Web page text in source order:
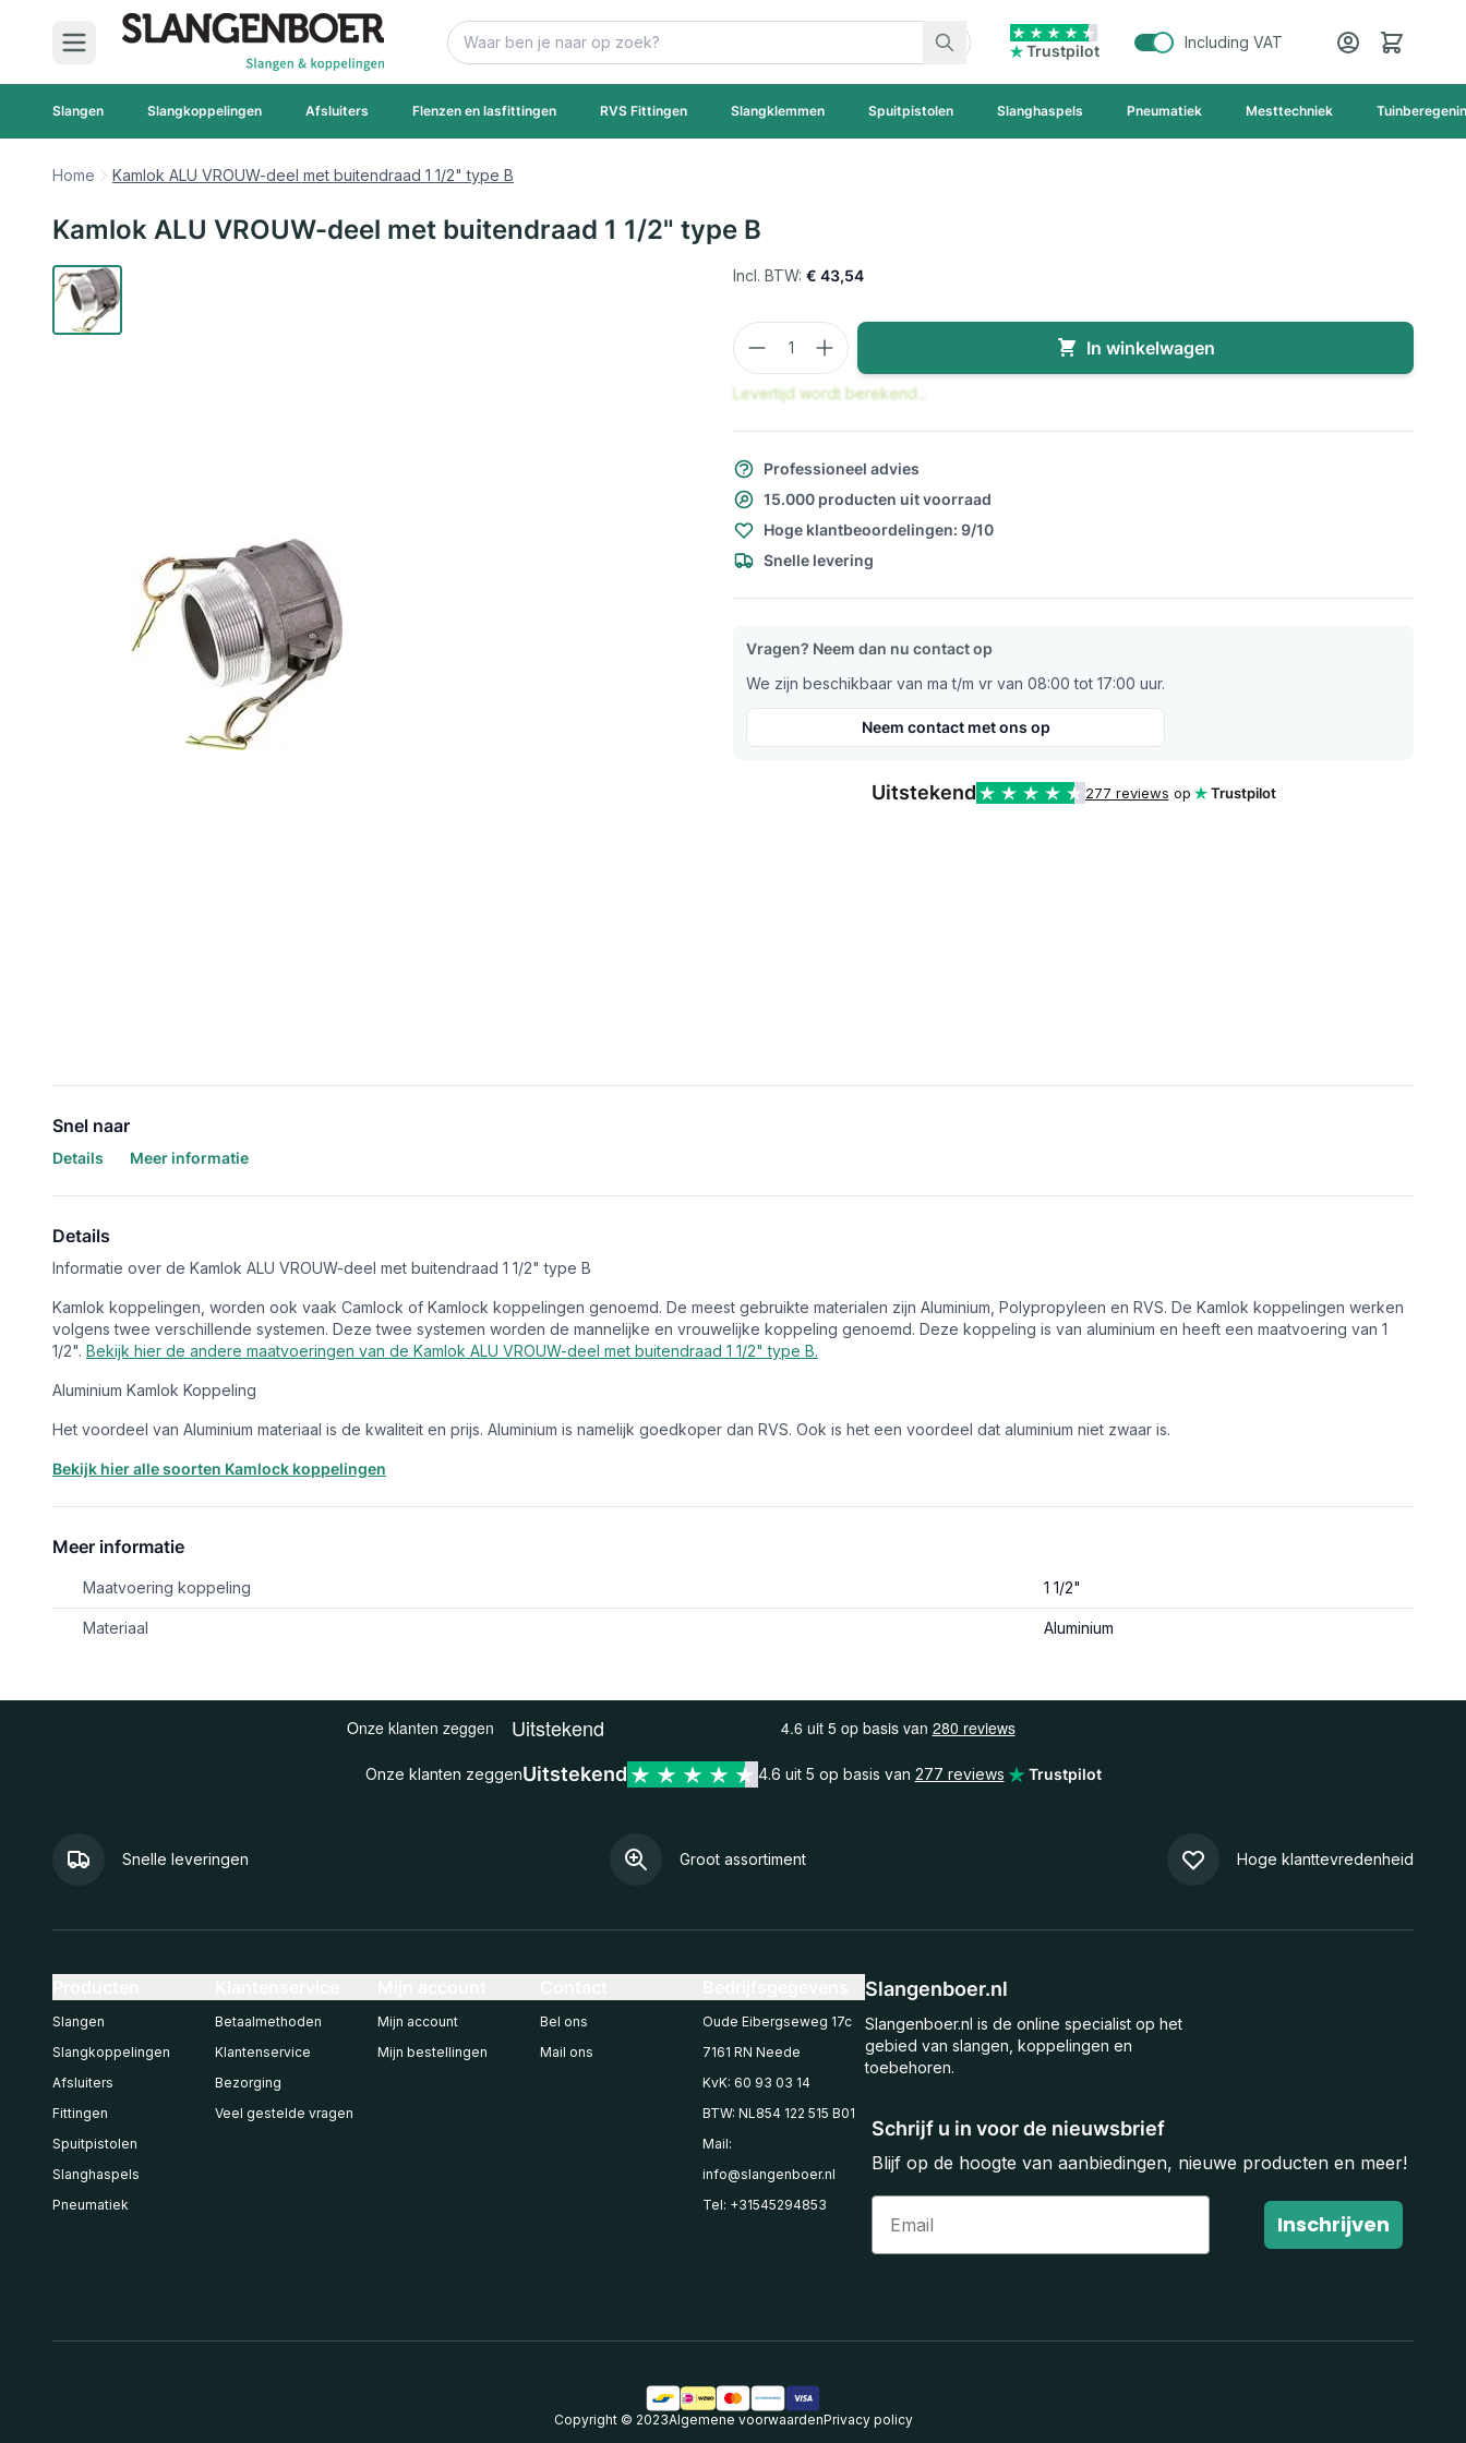
Ga naar de inhoud
Zoek
Trustpilot
Including VAT Cart
Slangen Slangkoppelingen Afsluiters Flenzen en lasfittingen RVS Fittingen Slangklemmen Spuitpistolen Slanghaspels Pneumatiek Mesttechniek
Home Kamlok ALU VROUW-deel met buitendraad 1 1/2" type B
Kamlok ALU VROUW-deel met buitendraad 1 1/2" type B
€ 43,54
Aantal
In winkelwagen
Levertijd wordt berekend...
Professioneel advies
15.000 producten uit voorraad
Hoge klantbeoordelingen: 9/10
Snelle levering
Vragen? Neem dan nu contact op
We zijn beschikbaar van ma t/m vr van 08:00 tot 17:00 uur.
Neem contact met ons op
Uitstekend 277 reviews op Trustpilot
Snel naar
Details Meer informatie
Details
Informatie over de Kamlok ALU VROUW-deel met buitendraad 1 1/2" type B
Kamlok koppelingen, worden ook vaak Camlock of Kamlock koppelingen genoemd. De meest gebruikte materialen zijn Aluminium, Polypropyleen en RVS. De Kamlok koppelingen werken
volgens twee verschillende systemen. Deze twee systemen worden de mannelijke en vrouwelijke koppeling genoemd. Deze koppeling is van aluminium en heeft een maatvoering van 1
1/2". Bekijk hier de andere maatvoeringen van de Kamlok ALU VROUW-deel met buitendraad 1 1/2" type B.
Aluminium Kamlok Koppeling
Het voordeel van Aluminium materiaal is de kwaliteit en prijs. Aluminium is namelijk goedkoper dan RVS. Ook is het een voordeel dat aluminium niet zwaar is.
Bekijk hier alle soorten Kamlock koppelingen
Meer informatie
Maatvoering koppeling 1 1/2"
Materiaal Aluminium
Onze klanten zeggenUitstekend 4.6 uit 5 op basis van 277 reviews Trustpilot
Snelle leveringen Groot assortiment Hoge klanttevredenheid
Schrijf u in voor de nieuwsbrief
Blijf op de hoogte van aanbiedingen, nieuwe producten en meer!
Email
Inschrijven
Slangenboer.nl
Slangenboer.nl is de online specialist op het
gebied van slangen, koppelingen en
toebehoren.
Slangen
Slangkoppelingen
Afsluiters
Fittingen
Spuitpistolen
Slanghaspels
Pneumatiek
Betaalmethoden
Klantenservice
Bezorging
Veel gestelde vragen
Mijn account
Mijn bestellingen
Bel ons
Mail ons
Oude Eibergseweg 17c
7161 RN Neede
KvK: 60 93 03 14
BTW: NL854 122 515 B01
Mail:
info@slangenboer.nl
Tel: +31545294853
Algemene voorwaardenPrivacy policy
Copyright © 2023